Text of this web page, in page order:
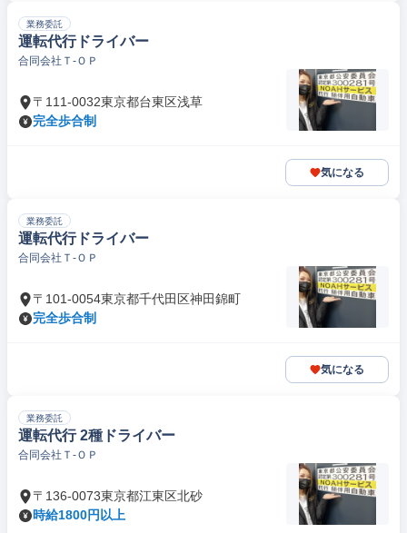
業務委託
運転代行ドライバー
合同会社Ｔ‐ＯＰ
〒111-0032東京都台東区浅草
完全歩合制
気になる
業務委託
運転代行ドライバー
合同会社Ｔ‐ＯＰ
〒101-0054東京都千代田区神田錦町
完全歩合制
気になる
業務委託
運転代行 2種ドライバー
合同会社Ｔ‐ＯＰ
〒136-0073東京都江東区北砂
時給1800円以上